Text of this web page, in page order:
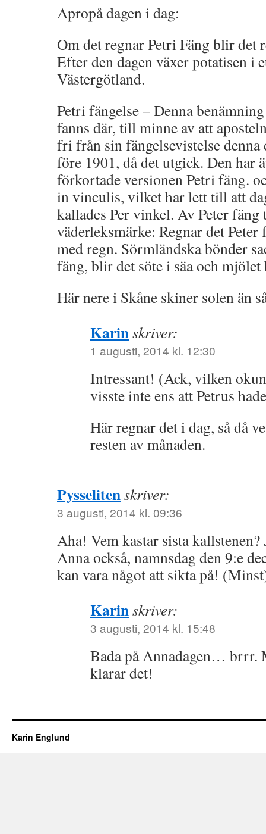
Apropå dagen i dag:
Om det regnar Petri Fäng blir det
Efter den dagen växer potatisen i
Västergötland.
Petri fängelse – Denna
fanns där, till minne av att
fri från sin fängelsevistelse denna
före 1901, då det utgick. Den har
förkortade versionen Petri fäng.
in vinculis, vilket har lett till att
kallades Per vinkel. Av Peter fäng
väderleksmärke: Regnar det
med regn. Sörmländska bönder
fäng, blir det söte i säa och
Här nere i Skåne skiner solen än
Karinskriver:
1 augusti, 2014 kl. 12:30
Intressant! (Ack, vilken
visste inte ens att Petrus
Här regnar det i dag, så då
resten av månaden.
Pysselitenskriver:
3 augusti, 2014 kl. 09:36
Aha! Vem kastar sista
Anna också, namnsdag den 9:e
kan vara något att sikta på!
Karinskriver:
3 augusti, 2014 kl. 15:48
Bada på Annadagen… brrr.
klarar det!
Karin Englund